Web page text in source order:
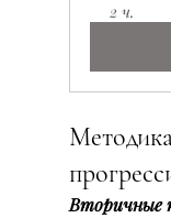
2 ч.
Вторичные